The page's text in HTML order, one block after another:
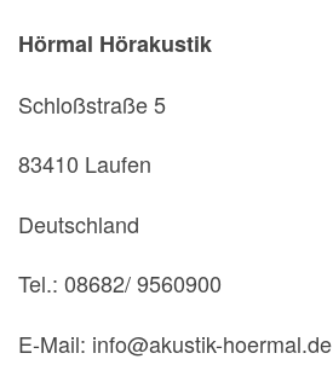
Hörmal Hörakustik
Schloßstraße 5
83410 Laufen
Deutschland
Tel.: 08682/ 9560900
E-Mail: info@akustik-hoermal.de